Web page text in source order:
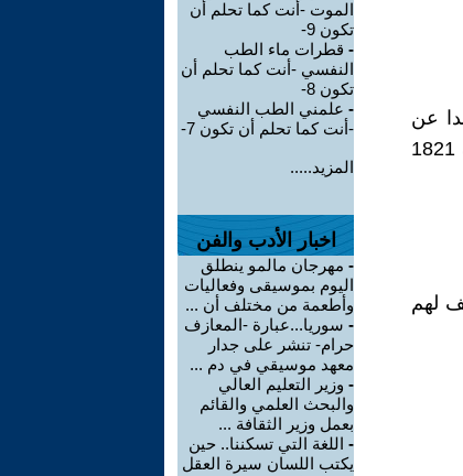
عن
الوضع الاقتصادي السيء نحن درسنا في المدارس عن مجزرة القسطنطينية 1821
لهم
الموت -أنت كما تحلم أن
تكون 9-
- قطرات ماء الطب
النفسي -أنت كما تحلم أن
تكون 8-
- علمني الطب النفسي
-أنت كما تحلم أن تكون 7-
المزيد.....
اخبار الأدب والفن
- مهرجان مالمو ينطلق
اليوم بموسيقى وفعاليات
وأطعمة من مختلف أن ...
- سوريا...عبارة -المعازف
حرام- تنشر على جدار
معهد موسيقي في دم ...
- وزير التعليم العالي
والبحث العلمي والقائم
بعمل وزير الثقافة ...
- اللغة التي تسكننا.. حين
يكتب اللسان سيرة العقل